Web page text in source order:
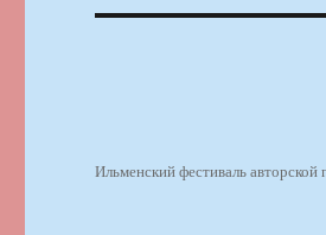
Ильменский фестиваль авторской